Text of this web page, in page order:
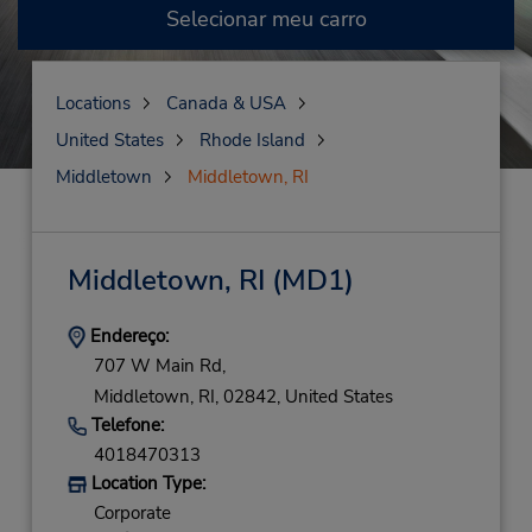
Selecionar meu carro
Locations
Canada & USA
United States
Rhode Island
Middletown
Middletown, RI
Middletown, RI (MD1)
Endereço:
707 W Main Rd,
Middletown, RI, 02842, United States
Telefone:
4018470313
Location Type:
Corporate